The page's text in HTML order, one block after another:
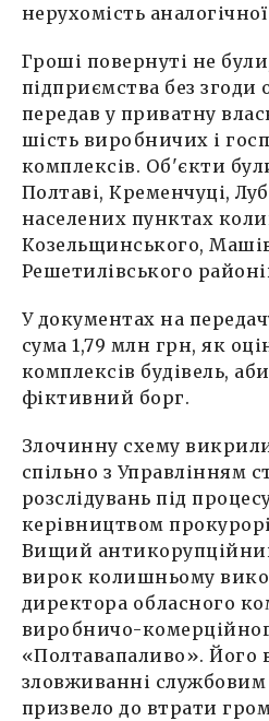
нерухомість
Гроші повернуті не
підприємства без згоди
передав у приватну
шість виробничих і
комплексів. Об'єкти
Полтаві, Кременчуці,
населених пунктах
Козельщинського,
Решетилівського
У документах на
сума 1,79 млн грн, як
комплексів будівель,
фіктивний борг.
Злочинну схему
спільно з Управлінням
розслідувань під
керівництвом
Вищий
вирок колишньому
директора обласного
виробничо-
«Полтавапаливо». Його
зловживанні
призвело до втрати